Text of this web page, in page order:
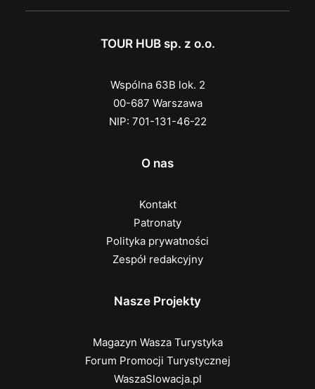
TOUR HUB sp. z o.o.
Wspólna 63B lok. 2
00-687 Warszawa
NIP: 701-131-46-22
O nas
Kontakt
Patronaty
Polityka prywatności
Zespół redakcyjny
Nasze Projekty
Magazyn Wasza Turystyka
Forum Promocji Turystycznej
WaszaSlowacja.pl